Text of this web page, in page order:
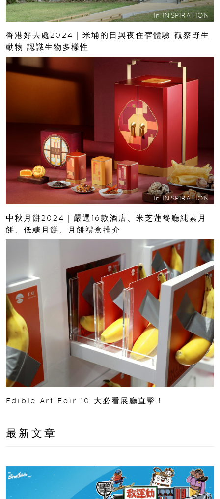
In INSPIRATION
香港好去處2024｜米埔的日與夜住宿體驗 觀察野生
動物 認識生物多樣性
In INSPIRATION
中秋月餅2024｜嚴選16款酒店、米芝蓮餐廳純素月
餅、低糖月餅、月餅禮盒推介
Edible Art Fair 10 大必看展廳直擊！
最新文章